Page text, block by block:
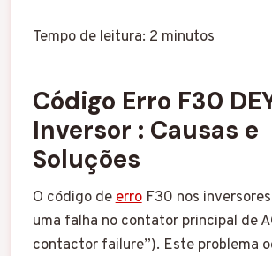
Tempo de leitura: 2 minutos
Código Erro F30
Inversor : Causas e
Soluções
O código deerroF30 nos
uma falha no contator principal de
contactor failure”). Este problema